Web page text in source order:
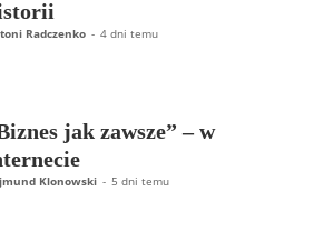
Radczenko - 4 dni temu
jak zawsze” – w
Klonowski - 5 dni temu